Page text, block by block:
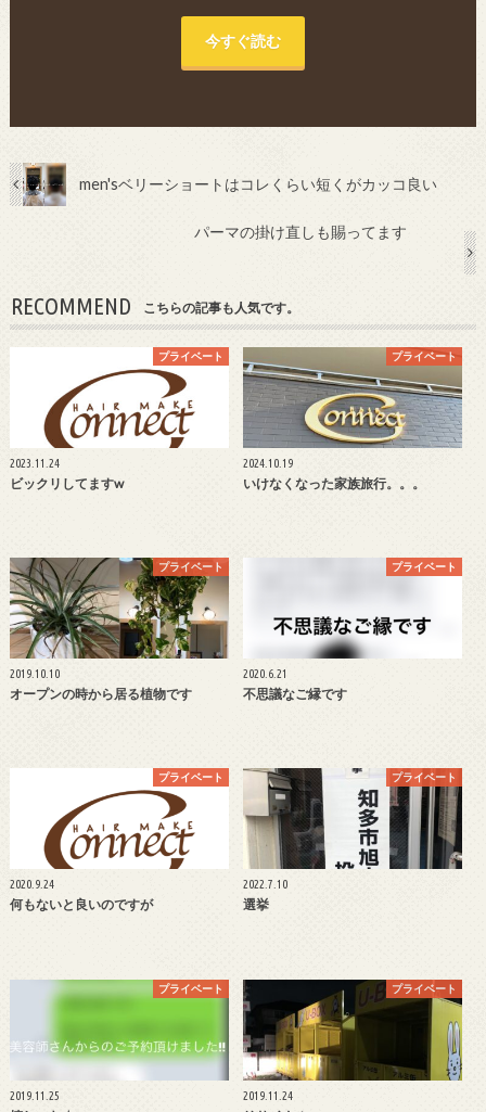
今すぐ読む
men'sベリーショートはコレくらい短くがカッコ良い
パーマの掛け直しも賜ってます
RECOMMEND こちらの記事も人気です。
プライベート
2023.11.24
ビックリしてますw
プライベート
2024.10.19
いけなくなった家族旅行。。。
プライベート
2019.10.10
オープンの時から居る植物です
プライベート
2020.6.21
不思議なご縁です
プライベート
2020.9.24
何もないと良いのですが
プライベート
2022.7.10
選挙
プライベート
2019.11.25
プライベート
2019.11.24